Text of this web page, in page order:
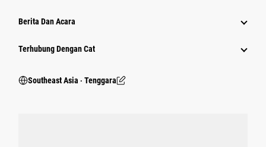
Berita Dan Acara
Terhubung Dengan Cat
Southeast Asia ‧ Tenggara